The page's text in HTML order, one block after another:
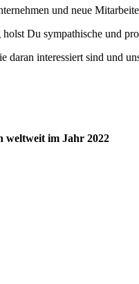
und neue
Du sympathische und
daran interessiert sind und
im Jahr 2022